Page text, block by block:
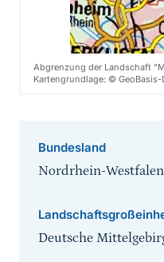
Abgrenzung der Landschaft
Kartengrundlage: © GeoBasis-
Bundesland
Nordrhein-Westfalen
Deutsche